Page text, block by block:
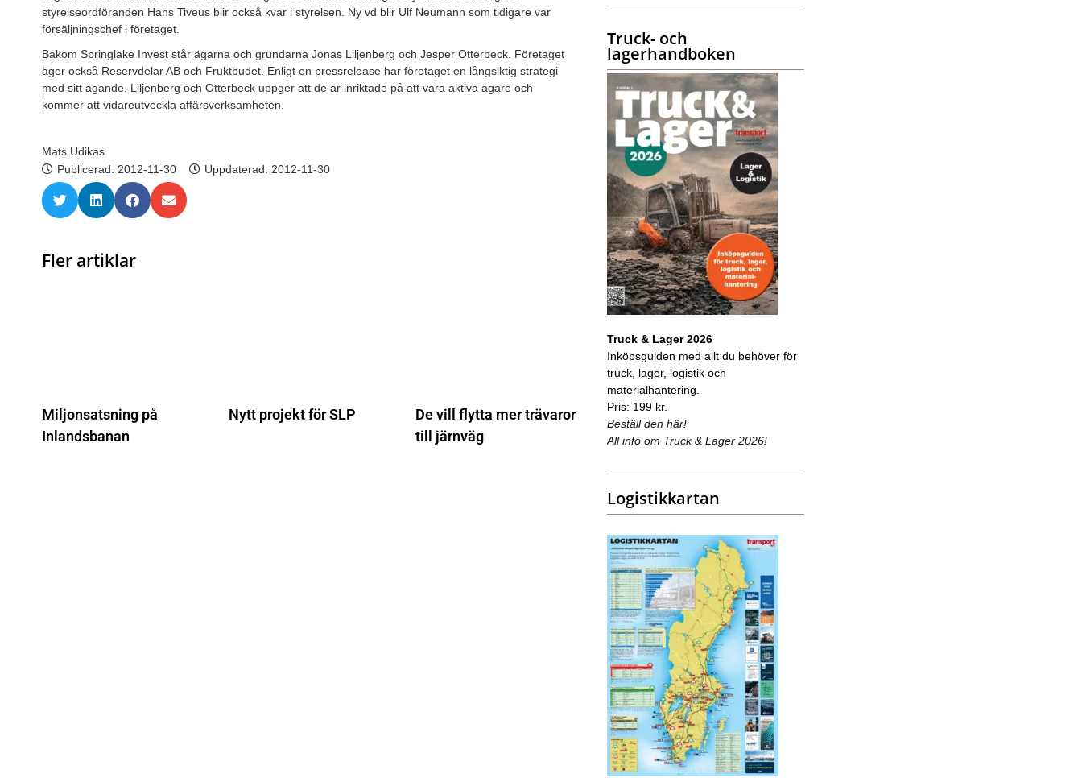
styrelseordföranden Hans Tiveus blir också kvar i styrelsen. Ny vd blir Ulf Neumann som tidigare var
försäljningschef i företaget.
Bakom Springlake Invest står ägarna och grundarna Jonas Liljenberg och Jesper Otterbeck. Företaget
äger också Reservdelar AB och Fruktbudet. Enligt en pressrelease har företaget en långsiktig strategi
med sitt ägande. Liljenberg och Otterbeck uppger att de är inriktade på att vara aktiva ägare och
kommer att vidareutveckla affärsverksamheten.
Mats Udikas
Publicerad: 2012-11-30 Uppdaterad: 2012-11-30
Fler artiklar
Miljonsatsning på
Inlandsbanan
Nytt projekt för SLP
De vill flytta mer trävaror
till järnväg
Truck- och
lagerhandboken
Truck & Lager 2026
Inköpsguiden med allt du behöver för
truck, lager, logistik och
materialhantering.
Pris: 199 kr.
Beställ den här!
All info om Truck & Lager 2026!
Logistikkartan